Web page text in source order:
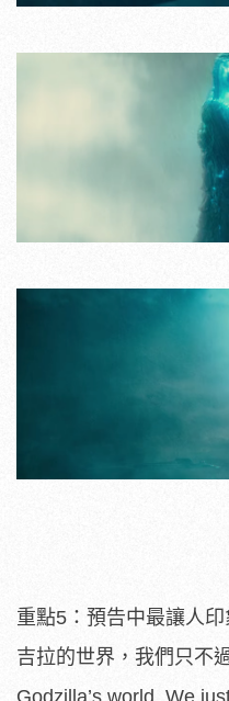
重點5：預告中最讓人
吉拉的世界，我們只不